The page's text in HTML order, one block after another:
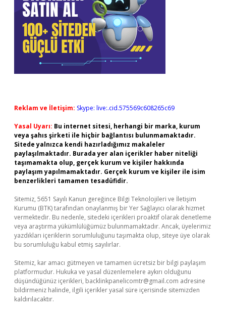
Reklam ve İletişim: Skype: live:.cid.575569c608265c69
Yasal Uyarı: Bu internet sitesi, herhangi bir marka, kurum
veya şahıs şirketi ile hiçbir bağlantısı bulunmamaktadır.
Sitede yalnızca kendi hazırladığımız makaleler
paylaşılmaktadır. Burada yer alan içerikler haber niteliği
taşımamakta olup, gerçek kurum ve kişiler hakkında
paylaşım yapılmamaktadır. Gerçek kurum ve kişiler ile isim
benzerlikleri tamamen tesadüfidir.
Sitemiz, 5651 Sayılı Kanun gereğince Bilgi Teknolojileri ve İletişim
Kurumu (BTK) tarafından onaylanmış bir Yer Sağlayıcı olarak hizmet
vermektedir. Bu nedenle, sitedeki içerikleri proaktif olarak denetleme
veya araştırma yükümlülüğümüz bulunmamaktadır. Ancak, üyelerimiz
yazdıkları içeriklerin sorumluluğunu taşımakta olup, siteye üye olarak
bu sorumluluğu kabul etmiş sayılırlar.
Sitemiz, kar amacı gütmeyen ve tamamen ücretsiz bir bilgi paylaşım
platformudur. Hukuka ve yasal düzenlemelere aykırı olduğunu
düşündüğünüz içerikleri, backlinkpanelicomtr@gmail.com adresine
bildirmeniz halinde, ilgili içerikler yasal süre içerisinde sitemizden
kaldırılacaktır.